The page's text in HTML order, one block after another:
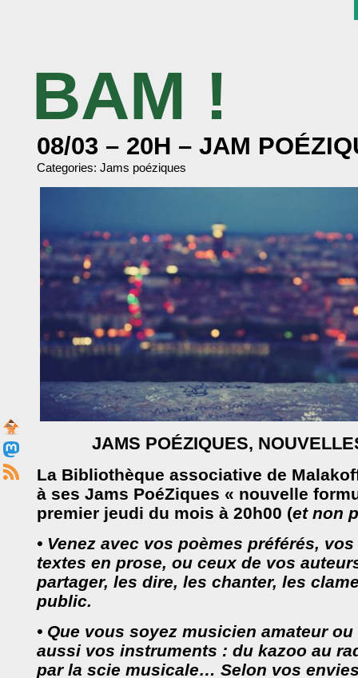
BAM !
08/03 – 20H – JAM
Categories: Jams poéziques
JAMS POÉZIQUES,
La Bibliothèque associative de
à ses Jams PoéZiques « nouvelle
premier jeudi du mois à 20h00 (et non
• Venez avec vos poèmes préférés,
textes en prose, ou ceux de vos
partager, les dire, les chanter, les
public.
• Que vous soyez musicien amateur
aussi vos instruments : du kazoo au
par la scie musicale… Selon vos